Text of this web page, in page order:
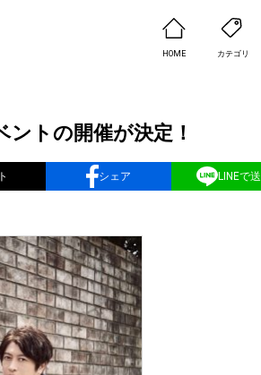
HOME カテゴリ
トの開催が決定！
シェア LINEで